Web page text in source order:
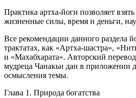
Практика артха-йоги позволяет
жизненные силы, время и деньги,
Все рекомендации данного раздела
трактатах, как «Артха-шастра»,
и «Махабхарата». Авторский
мудреца Чанакьи дан в приложении
осмысления темы.
Глава 1. Природа богатства